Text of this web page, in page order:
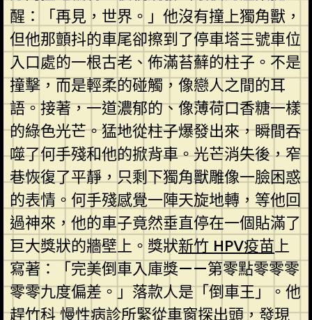
醒：「再見，世界。」他沒有撞上獨角獸，
但他那顫抖的車尾卻擦到了停車塔三號車位
入口處的一根古老、佈滿苔蘚的柱子。不是
撞擊，而是輕柔的碰觸，像戀人之間的耳
語。接著，一道濃郁的、像薄荷口香糖一樣
的綠色光芒。猛地從柱子爆發出來，瞬間吞
噬了何手殘和他的掀背車。光芒消失後，窄
巷恢復了平靜，只剩下獨角獸雕像一臉困惑
的表情。何手殘感覺一陣天旋地轉，等他回
過神來，他的車子竟然垂直停在一個貼滿了
巨大獎狀的牆壁上。獎狀新竹 HPV疫苗上
寫著：「完美倒車入庫獎——第零點零零零
零零九度偏差。」落款人是「倒車王」。他
趕竹科 慢性病診所緊從車窗探出頭，發現